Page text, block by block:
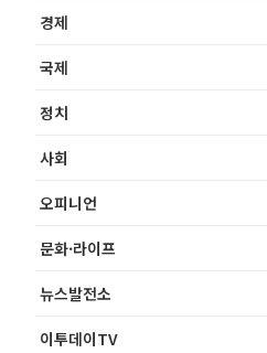
경제
국제
정치
사회
오피니언
문화·라이프
뉴스발전소
이투데이TV